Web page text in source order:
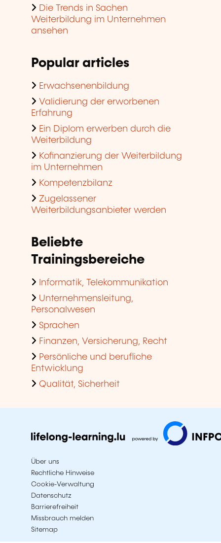
Die Trends in Sachen
Weiterbildung im Unternehmen
ansehen
Popular articles
Erwachsenenbildung
Validierung der erworbenen
Erfahrung
Ein Diplom erwerben durch die
Weiterbildung
Kofinanzierung der Weiterbildung
im Unternehmen
Kompetenzbilanz
Zugelassener
Weiterbildungsanbieter werden
Beliebte
Trainingsbereiche
Informatik, Telekommunikation
Unternehmensleitung,
Personalwesen
Sprachen
Finanzen, Versicherung, Recht
Persönliche und berufliche
Entwicklung
Qualität, Sicherheit
Über uns
Rechtliche Hinweise
Cookie-Verwaltung
Datenschutz
Barrierefreiheit
Missbrauch melden
Sitemap